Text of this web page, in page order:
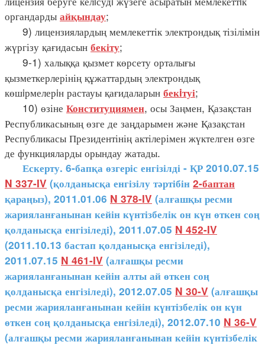
органдарды айқындау;
9) лицензиялардың мемлекеттік электрондық тізілімін
жүргізу қағидасын бекіту;
9-1) халыққа қызмет көрсету орталығы
қызметкерлерінің құжаттардың электрондық
көшiрмелерiн растауы қағидаларын бекiтуі;
10) өзіне Конституциямен, осы Заңмен, Қазақстан
Республикасының өзге де заңдарымен және Қазақстан
Республикасы Президентінің актілерімен жүктелген өзге
де функцияларды орындау жатады.
Ескерту. 6-бапқа өзгеріс енгізілді - ҚР 2010.07.15
N 337-IV (қолданысқа енгізілу тәртібін 2-баптан
қараңыз), 2011.01.06 N 378-IV (алғашқы ресми
жарияланғанынан кейін күнтізбелік он күн өткен соң
қолданысқа енгізіледі), 2011.07.05 N 452-IV
(2011.10.13 бастап қолданысқа енгізіледі),
2011.07.15 N 461-IV (алғашқы ресми
жарияланғанынан кейін алты ай өткен соң
қолданысқа енгізіледі), 2012.07.05 N 30-V (алғашқы
ресми жарияланғанынан кейін күнтізбелік он күн
өткен соң қолданысқа енгізіледі), 2012.07.10 N 36-V
(алғашқы ресми жарияланғанынан кейін күнтізбелік